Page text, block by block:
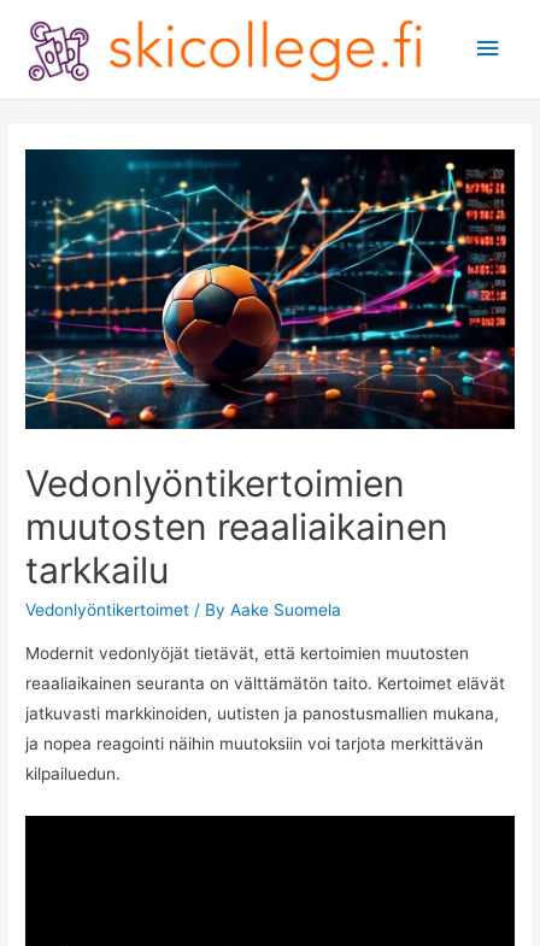
Main
Vedonlyöntikertoimien
muutosten reaaliaikainen
tarkkailu
Vedonlyöntikertoimet / ByAake Suomela
Modernit vedonlyöjät tietävät, että kertoimien muutosten
reaaliaikainen seuranta on välttämätön taito. Kertoimet elävät
jatkuvasti markkinoiden, uutisten ja panostusmallien mukana,
ja nopea reagointi näihin muutoksiin voi tarjota merkittävän
kilpailuedun.